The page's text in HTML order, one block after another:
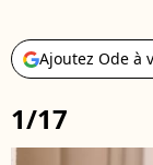
Ajoutez Ode à
1/17